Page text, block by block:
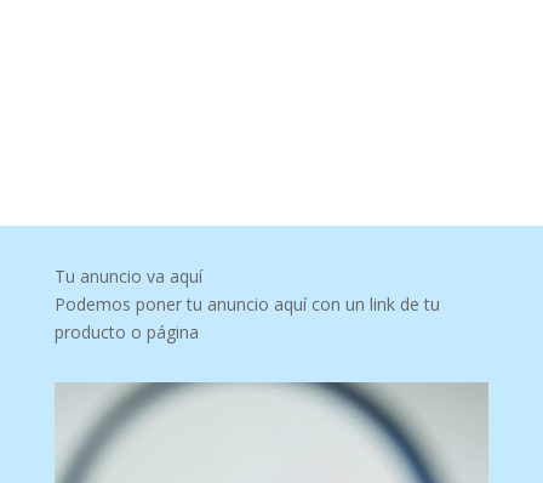
Tu anuncio va aquí
Podemos poner tu anuncio aquí con un link de tu
producto o página